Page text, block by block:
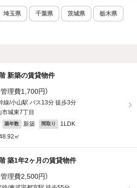
埼玉県 千葉県 茨城県 栃木県
新築の賃貸物件
管理費1,700円）
線/小山駅 バス13分 徒歩3分
城東7丁目
築年数 新築 間取り 1LDK
㎡
築1年2ヶ月の賃貸物件
管理費2,500円）